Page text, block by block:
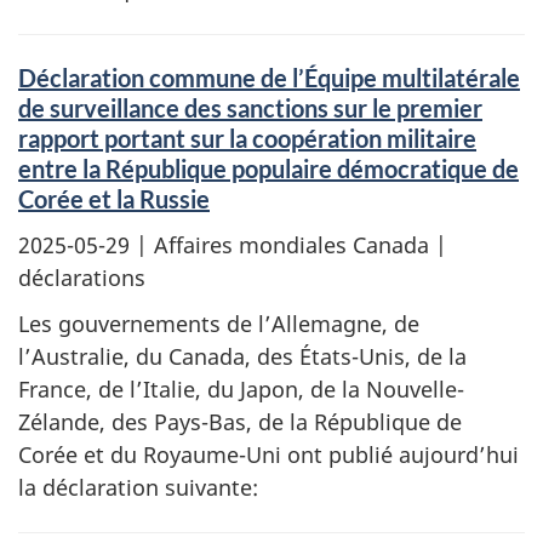
Déclaration commune de l’Équipe multilatérale
de surveillance des sanctions sur le premier
rapport portant sur la coopération militaire
entre la République populaire démocratique de
Corée et la Russie
2025-05-29 | Affaires mondiales Canada |
déclarations
Les gouvernements de l’Allemagne, de
l’Australie, du Canada, des États-Unis, de la
France, de l’Italie, du Japon, de la Nouvelle-
Zélande, des Pays-Bas, de la République de
Corée et du Royaume-Uni ont publié aujourd’hui
la déclaration suivante: